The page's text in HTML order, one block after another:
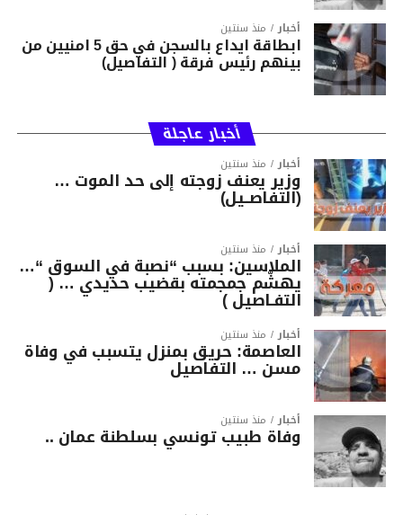
أخبار منذ سنتين
ابطاقة ايداع بالسجن في حق 5 امنيين من
بينهم رئيس فرقة ( التفاصيل)
أخبار عاجلة
أخبار منذ سنتين
وزير يعنف زوجته إلى حد الموت …
(التفاصــيل)
أخبار منذ سنتين
الملاسين: بسبب “نصبة في السوق “…
يهشّم جمجمته بقضيب حديدي … (
التفـاصيل )
أخبار منذ سنتين
العاصمة: حريق بمنزل يتسبب في وفاة
مسن … التفاصيل
أخبار منذ سنتين
وفاة طبيب تونسي بسلطنة عمان ..